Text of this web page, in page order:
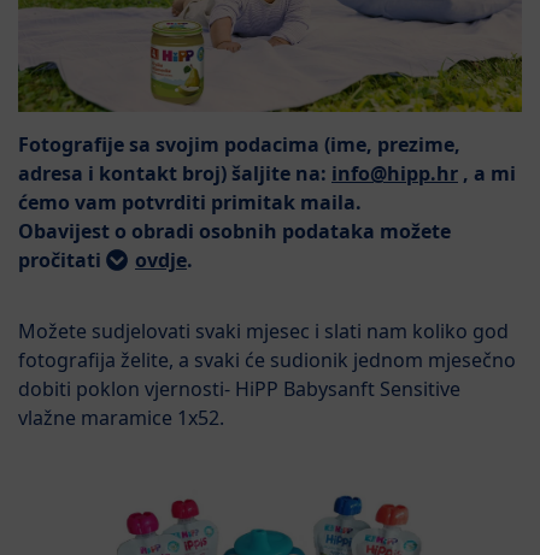
Fotografije sa svojim podacima (ime, prezime,
adresa i kontakt broj) šaljite na: info@hipp.hr , a mi
ćemo vam potvrditi primitak maila.
Obavijest o obradi osobnih podataka možete
pročitati
ovdje.
Možete sudjelovati svaki mjesec i slati nam koliko god
fotografija želite, a svaki će sudionik jednom mjesečno
dobiti poklon vjernosti- HiPP Babysanft Sensitive
vlažne maramice 1x52.